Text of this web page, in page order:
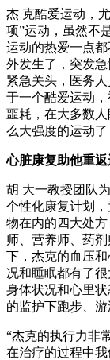
杰 克酷爱运动，
项”运动，虽然不
运动的热爱一点
外发生了，突发
紧急关头，医务
于一个酷爱运动
噩耗，在大多数
么大强度的运动了
心脏康复助他重
胡 大一教授团队
个性化康复计划
物在内的四大处
师、营养师、药
下，杰克的血压
况和睡眠都有了
身体状况和心里
的监护下跑步、
“杰克的执行力非
在治疗的过程中